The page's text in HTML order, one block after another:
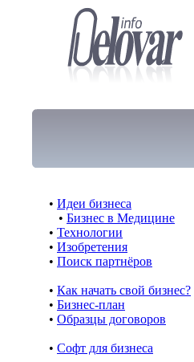
• Идеи бизнеса
• Бизнес в Медицине
• Технологии
• Изобретения
• Поиск партнёров
• Как начать свой бизнес?
• Бизнес-план
• Образцы договоров
• Cофт для бизнеса